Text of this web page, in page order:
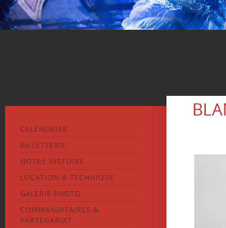
CALENDRIER
BILLETTERIE
NOTRE HISTOIRE
LOCATION & TECHNIQUE
GALERIE PHOTO
COMMANDITAIRES &
PARTENARIAT